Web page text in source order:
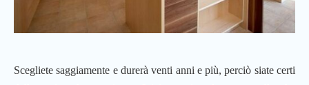
Scegliete saggiamente e durerà venti anni e più, perciò siate certi